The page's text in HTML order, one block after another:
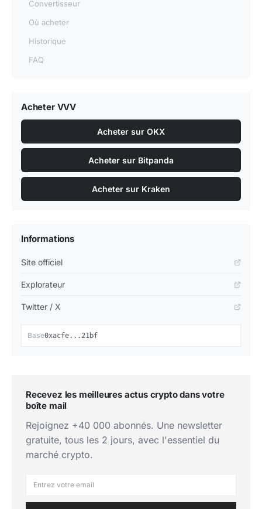
Convertisseur
Où acheter
Historique
FAQ
Acheter VVV
Acheter sur OKX
Acheter sur Bitpanda
Acheter sur Kraken
Informations
Site officiel
Explorateur
Twitter / X
Base0xacfe...21bf
Recevez les meilleures actus crypto dans votre
boîte mail
Rejoignez +40 000 abonnés. Une newsletter
gratuite, tous les 2 jours, avec l'essentiel du
marché crypto.